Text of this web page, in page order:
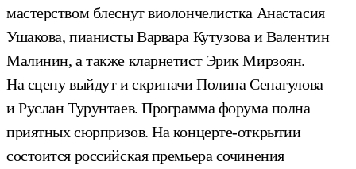
мастерством блеснут виолончелистка Анастасия
Ушакова, пианисты Варвара Кутузова и Валентин
Малинин, а также кларнетист Эрик Мирзоян.
На сцену выйдут и скрипачи Полина Сенатулова
и Руслан Турунтаев. Программа форума полна
приятных сюрпризов. На концерте-открытии
состоится российская премьера сочинения